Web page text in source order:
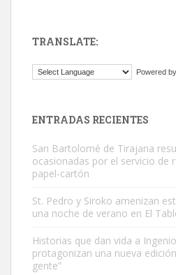
El ayuntamiento se va a llevar a Los
Este gato macho ha aparecido en la
es muy manso y extremadamente
Leales.org » Gran Canaria
TRANSLATE:
Powered by
ENTRADAS RECIENTES
San Bartolomé de Tirajana
ocasionadas por el servicio de
papel-cartón
St. Pedro y Siroko amenizan
una noche de verano en El
Historias que dan vida a
protagonizan una nueva
gente”